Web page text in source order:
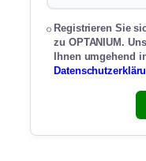
Registrieren Sie
zu OPTANIUM.
Ihnen umgehend